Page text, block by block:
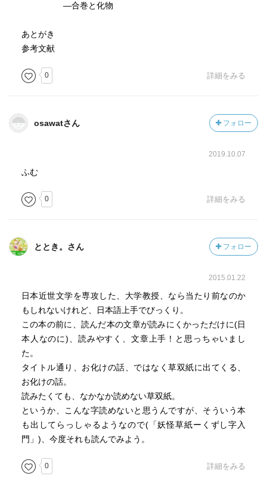
―合巻と化物
あとがき
参考文献
0 詳細をみる
osawatさん フォロー
2019.10.07
ふむ
0 詳細をみる
ととき。さん フォロー
2015.01.22
日本近世文学を専攻した、大学教授、なら当たり前なのか
もしれないけれど、日本語上手でびっくり。
この本の前に、読んだ本の文章が読みにくかっただけに(日
本人なのに)、読みやすく、文章上手！と思っちゃいまし
た。
タイトル通り、お化けの話、ではなく草双紙に出てくる、
お化けの話。
読みたくても、なかなか読めない草双紙。
というか、こんな字読めないと思うんですが、そういう本
も出してらっしゃるようなので(「妖怪草紙ーくずし字入
門」)、今度それも読んでみよう。
0 詳細をみる